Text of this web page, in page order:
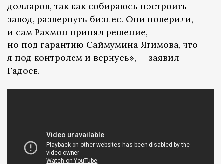
долларов, так как собираюсь построить
завод, развернуть бизнес. Они поверили,
и сам Рахмон принял решение,
но под гарантию Саймумина Ятимова, что
я под контролем и вернусь», — заявил
Гадоев.